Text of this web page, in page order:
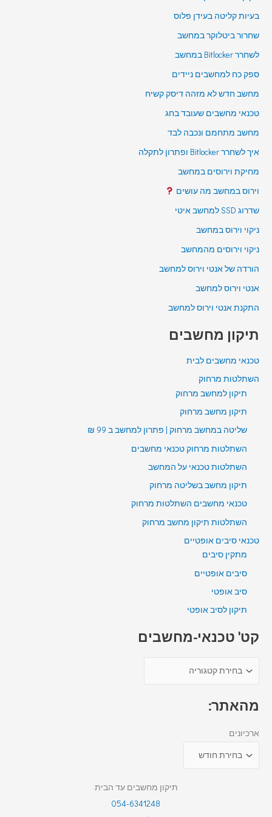
בעיות קליטה בעידן פלוס
שחרור ביטלוקר במחשב
לשחרר Bitlocker במחשב
ספק כח למחשבים ניידים
מחשב חדש לא מזהה דיסק קשיח
טכנאי מחשבים שעובד בחג
מחשב מתחמם ונכבה לבד
איך לשחרר Bitlocker ופתרון לתקלה
מחיקת וירוסים במחשב
וירוס במחשב מה עושים
שדרוג SSD למחשב איטי
ניקוי וירוס במחשב
ניקוי וירוסים מהמחשב
הורדה של אנטי וירוס למחשב
אנטי וירוס למחשב
התקנת אנטי וירוס למחשב
תיקון מחשבים
טכנאי מחשבים לבית
השתלטות מרחוק
תיקון למחשב מרחוק
תיקון מחשב מרחוק
שליטה במחשב מרחוק | פתרון למחשב ב 99 ₪
השתלטות מרחוק טכנאי מחשבים
השתלטות טכנאי על המחשב
תיקון מחשב בשליטה מרחוק
טכנאי מחשבים השתלטות מרחוק
השתלטות תיקון מחשב מרחוק
טכנאי סיבים אופטיים
מתקין סיבים
סיבים אופטיים
סיב אופטי
תיקון לסיב אופטי
קט' טכנאי-מחשבים
מהאתר:
ארכיונים
תיקון מחשבים עד הבית
054-6341248